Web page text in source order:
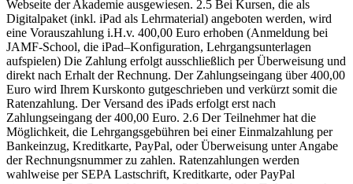
Webseite der Akademie ausgewiesen. 2.5 Bei Kursen, die als
Digitalpaket (inkl. iPad als Lehrmaterial) angeboten werden, wird
eine Vorauszahlung i.H.v. 400,00 Euro erhoben (Anmeldung bei
JAMF-School, die iPad–Konfiguration, Lehrgangsunterlagen
aufspielen) Die Zahlung erfolgt ausschließlich per Überweisung und
direkt nach Erhalt der Rechnung. Der Zahlungseingang über 400,00
Euro wird Ihrem Kurskonto gutgeschrieben und verkürzt somit die
Ratenzahlung. Der Versand des iPads erfolgt erst nach
Zahlungseingang der 400,00 Euro. 2.6 Der Teilnehmer hat die
Möglichkeit, die Lehrgangsgebühren bei einer Einmalzahlung per
Bankeinzug, Kreditkarte, PayPal, oder Überweisung unter Angabe
der Rechnungsnummer zu zahlen. Ratenzahlungen werden
wahlweise per SEPA Lastschrift, Kreditkarte, oder PayPal